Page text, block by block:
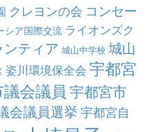
クレヨンの会 コンセー
シア国際交流 ライオンズク
ティア 城山中学校 城山
姿川環境保全会 宇都宮
会議員 宇都宮市
会議員選挙 宇都宮自